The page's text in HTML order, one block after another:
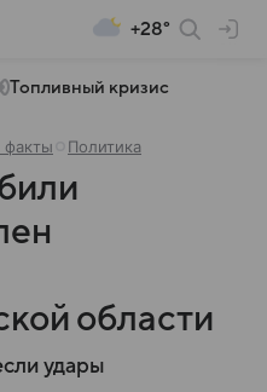
+28°
Топливный кризис
факты Политика
области
удары